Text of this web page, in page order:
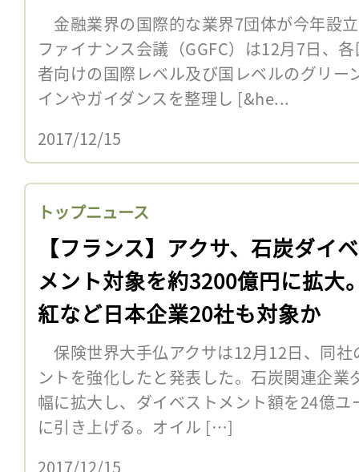
金融業界の国際的な業界7団体が今年設
ファイナンス会議（GGFC）は12月7日、
者向けの国際レベル及び国レベルのグリー
インやガイダンスを整理し [&he...
2017/12/15
トップニュース
【フランス】アクサ、石炭ダイ
メント対象を約3200億円に拡大
紅など日本企業20社も対象か
保険世界大手仏アクサは12月12日、同
ントを強化したと発表した。石炭関連企
幅に拡大し、ダイベストメント額を24億
に引き上げる。オイル […]
2017/12/15